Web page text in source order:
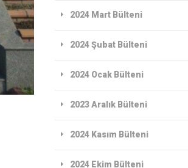
2024 Mart Bülteni
2024 Şubat Bülteni
2024 Ocak Bülteni
2023 Aralık Bülteni
2024 Kasım Bülteni
2024 Ekim Bülteni